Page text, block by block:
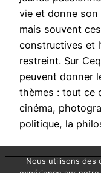
vie et donne son
mais souvent
constructives et
restreint. Sur
peuvent donner
thèmes : tout ce
cinéma,
politique, la
Nous utilisons des